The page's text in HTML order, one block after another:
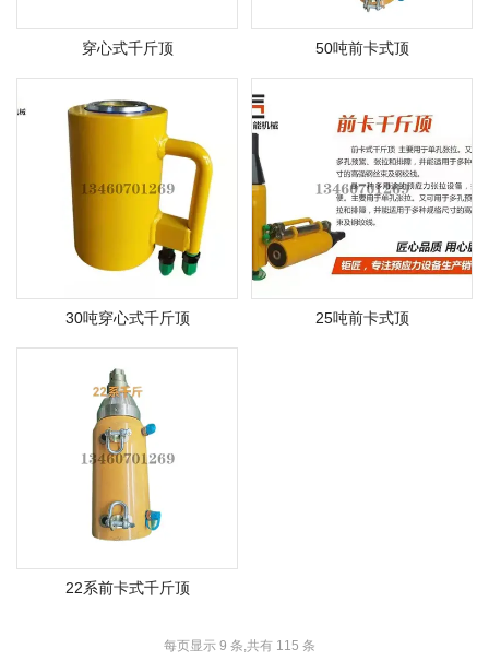
穿心式千斤顶 50吨前卡式顶
30吨穿心式千斤顶 25吨前卡式顶
22系前卡式千斤顶
每页显示 9 条,共有 115 条